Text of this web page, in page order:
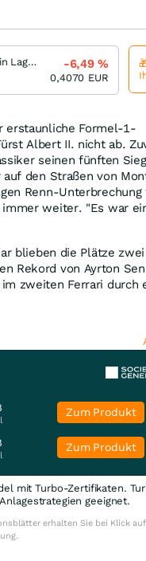
erstaunliche Formel-1-
Albert II. nicht ab.
seinen fünften
den Straßen von
Renn-Unterbrechung
weiter. "Es war
blieben die Plätze
Rekord von Ayrton
zweiten Ferrari durch
Zum Produkt
Zum Produkt
mit Turbo-Zertifikaten.
geeignet.
erhalten Sie bei Klick
Aston Martin Lagonda Global Holdings
-6,49%
0,4070 EUR